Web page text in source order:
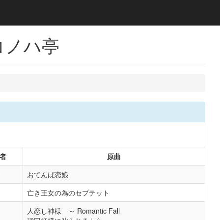
ハ亭
原曲
おてんば恋娘
亡き王女の為のセプテット
人恋し神様 ～ Romantic Fall